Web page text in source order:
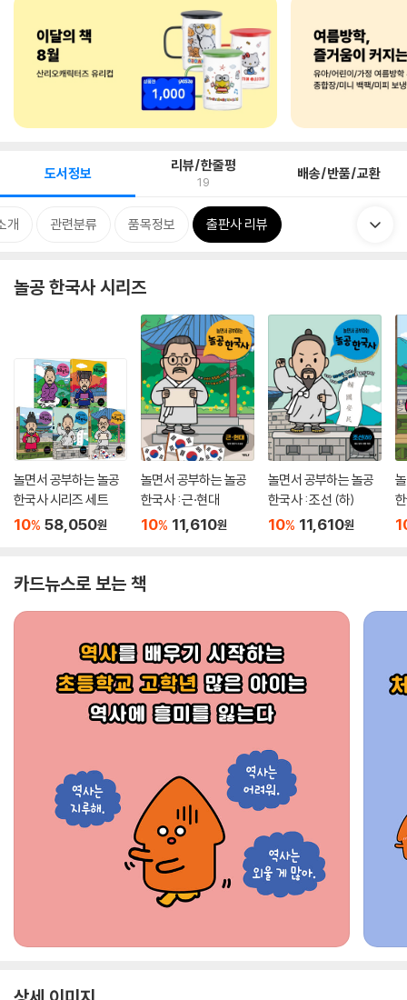
도서정보 리뷰/한줄평
19 배송/반품/교환
개 관련분류 품목정보 출판사 리뷰
놀공 한국사 시리즈
놀면서 공부하는 놀공
한국사 시리즈 세트
10% 58,050원
놀면서 공부하는 놀공
한국사 : 근·현대
10% 11,610원
놀면서 공부하는 놀공
한국사 : 조선 (하)
10% 11,610원
카드뉴스로 보는 책